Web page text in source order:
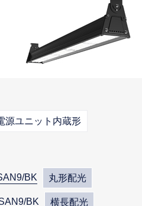
源ユニット内蔵形
BK 丸形配光
BK 横長配光